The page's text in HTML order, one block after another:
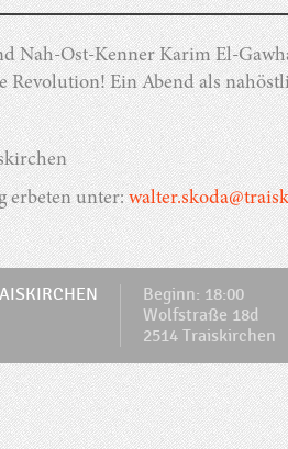
Nah-Ost-Kenner Karim El-
Revolution! Ein Abend als
erbeten unter:
Beginn: 18:00
Wolfstraße 18d
2514 Traiskirchen